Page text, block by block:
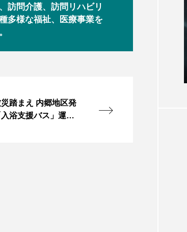
訪問介護、訪問リハビリ
多様な福祉、医療事業を
踏まえ 内郷地区発
浴支援バス」運行